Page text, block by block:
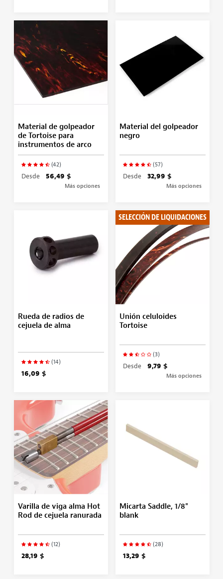
Material de golpeador
de Tortoise para
instrumentos de arco
(42)
Desde 56,49 $
Más opciones
Material del golpeador
negro
(57)
Desde 32,99 $
Más opciones
Rueda de radios de
cejuela de alma
(14)
16,09 $
SELECCIÓN DE LIQUIDACIONES
Unión celuloides
Tortoise
(3)
Desde 9,79 $
Más opciones
Varilla de viga alma Hot
Rod de cejuela ranurada
(12)
28,19 $
Micarta Saddle, 1/8"
blank
(28)
13,29 $